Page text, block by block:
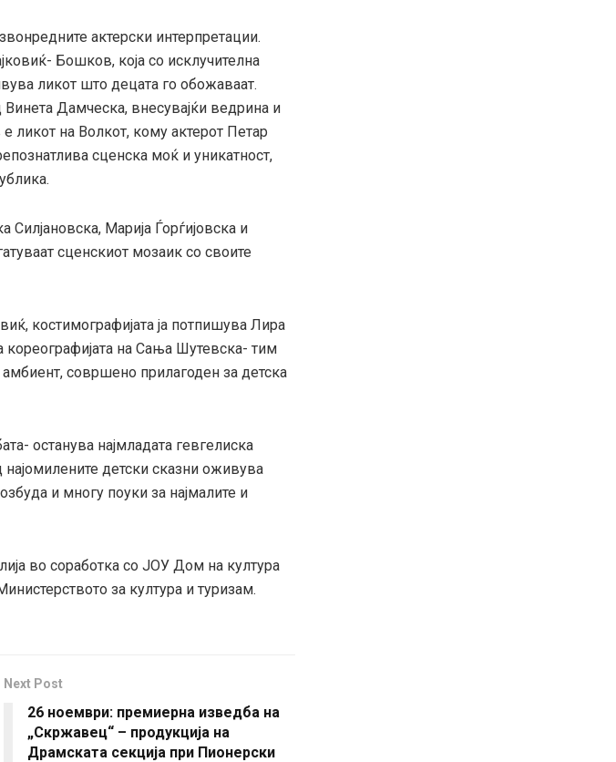
актерски интерпретации.
Бошков, која со исклучителна
ликот што децата го обожаваат.
Дамческа, внесувајќи ведрина и
ликот на Волкот, кому актерот Петар
сценска моќ и уникатност,
Силјановска, Марија Ѓорѓијовска и
сценскиот мозаик со своите
костимографијата ја потпишува Лира
на Сања Шутевска- тим
совршено прилагоден за детска
останува најмладата гевгелиска
детски сказни оживува
и многу поуки за најмалите и
во соработка со ЈОУ Дом на култура
за култура и туризам.
Next Post
26 ноември: премиерна изведба на
„Скржавец“ – продукција на
Драмската секција при Пионерски